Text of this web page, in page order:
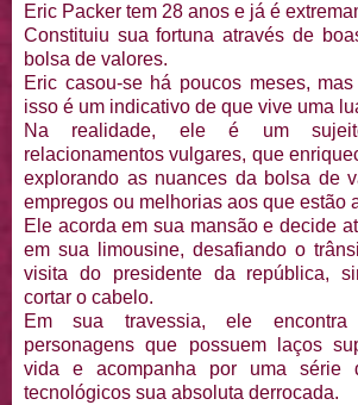
Eric Packer tem 28 anos e já é
Constituiu sua fortuna através de
bolsa de valores.
Eric casou-se há poucos meses,
isso é um indicativo de que vive uma
Na realidade, ele é um
relacionamentos vulgares, que
explorando as nuances da bolsa de
empregos ou melhorias aos que estão
Ele acorda em sua mansão e decide
em sua limousine, desafiando o
visita do presidente da república,
cortar o cabelo.
Em sua travessia, ele
personagens que possuem laços
vida e acompanha por uma série
tecnológicos sua absoluta derrocada.